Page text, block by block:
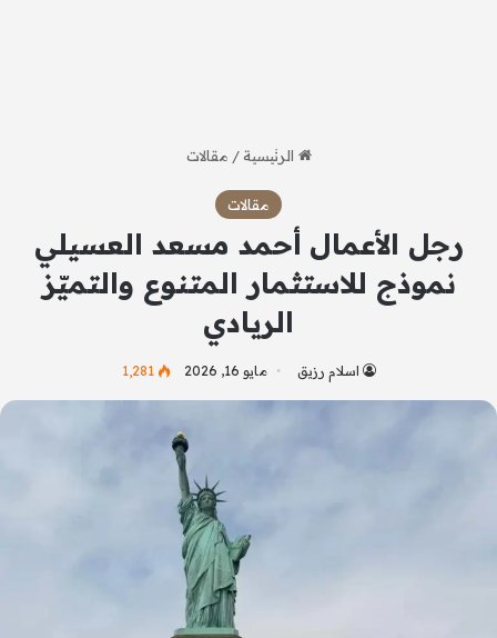
الرئيسية / مقالات
مقالات
رجل الأعمال أحمد مسعد العسيلي
نموذج للاستثمار المتنوع والتميّز
الريادي
اسلام رزيق مايو 16, 2026 1٬281